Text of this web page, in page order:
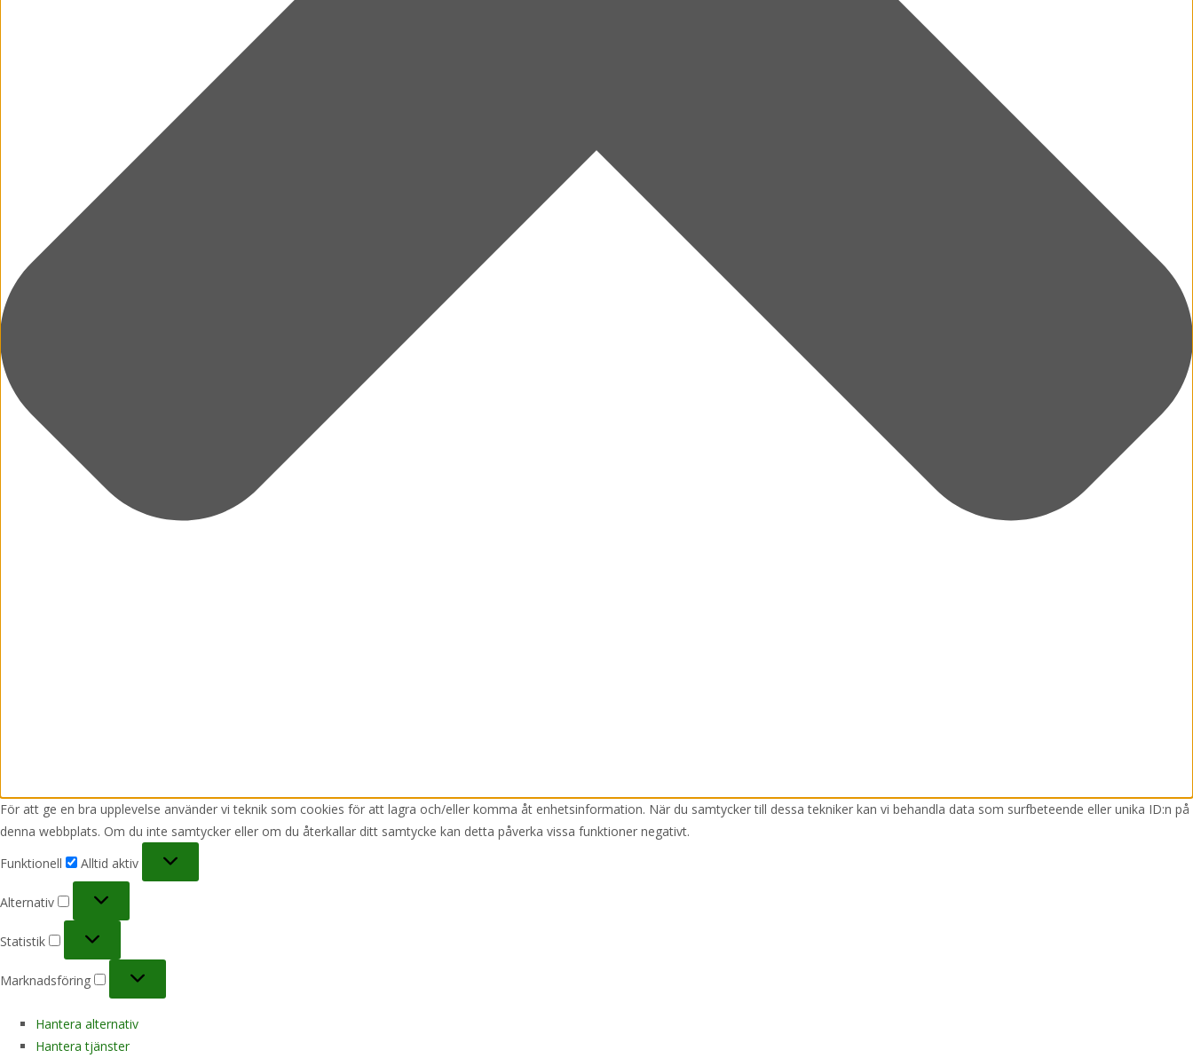
För att ge en bra upplevelse använder vi teknik som cookies för att lagra och/eller komma åt enhetsinformation. När du samtycker till dessa tekniker kan vi behandla data som surfbeteende eller unika ID:n på
denna webbplats. Om du inte samtycker eller om du återkallar ditt samtycke kan detta påverka vissa funktioner negativt.
Funktionell
Alltid aktiv
Alternativ
Statistik
Marknadsföring
Hantera alternativ
Hantera tjänster